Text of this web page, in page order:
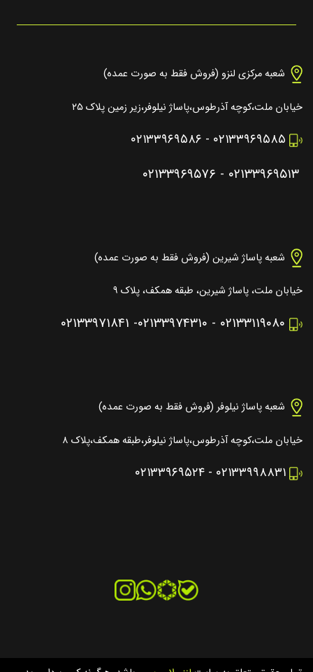
شعبه مرکزی لنزو (فروش فقط به صورت عمده)
خیابان ملت،کوچه آذرطوس،پاساژ نیلوفر،زیر زمین پلاک ۲۵
۰۲۱۳۳۹۶۹۵۸۵ - ۰۲۱۳۳۹۶۹۵۸۶
۰۲۱۳۳۹۶۹۵۱۳ - ۰۲۱۳۳۹۶۹۵۷۶
شعبه پاساژ شیرین (فروش فقط به صورت عمده)
خیابان ملت، پاساژ شیرین، طبقه همکف، پلاک ۹
۰۲۱۳۳۱۱۹۰۸۰ - ۰۲۱۳۳۹۷۴۳۱۰- ۰۲۱۳۳۹۷۱۸۴۱
شعبه پاساژ نیلوفر (فروش فقط به صورت عمده)
خیابان ملت،کوچه آذرطوس،پاساژ نیلوفر،طبقه همکف،پلاک ۸
۰۲۱۳۳۹۹۸۸۳۱ - ۰۲۱۳۳۹۶۹۵۲۴